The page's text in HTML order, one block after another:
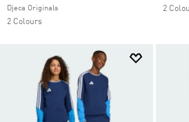
Djeca Originals
2 Colours
2